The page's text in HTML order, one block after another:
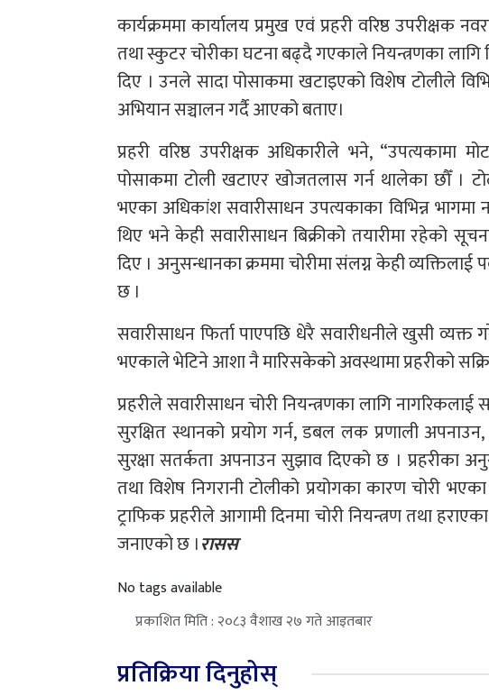
कार्यक्रममा कार्यालय प्रमुख एवं प्रहरी वरिष्ठ
तथा स्कुटर चोरीका घटना बढ्दै गएकाले नियन्त्रणका लागि
दिए । उनले सादा पोसाकमा खटाइएको विशेष टोलीले
अभियान सञ्चालन गर्दै आएको बताए।
प्रहरी वरिष्ठ उपरीक्षक अधिकारीले भने, “उपत्यकामा
पोसाकमा टोली खटाएर खोजतलास गर्न थालेका छौँ ।
भएका अधिकांश सवारीसाधन उपत्यकाका विभिन्न भागमा
थिए भने केही सवारीसाधन बिक्रीको तयारीमा रहेको
दिए । अनुसन्धानका क्रममा चोरीमा संलग्न केही
छ ।
सवारीसाधन फिर्ता पाएपछि धेरै सवारीधनीले खुसी
भएकाले भेटिने आशा नै मारिसकेको अवस्थामा प्रहरीको
प्रहरीले सवारीसाधन चोरी नियन्त्रणका लागि
सुरक्षित स्थानको प्रयोग गर्न, डबल लक प्रणाली
सुरक्षा सतर्कता अपनाउन सुझाव दिएको छ । प्रहरीका
तथा विशेष निगरानी टोलीको प्रयोगका कारण चोरी
ट्राफिक प्रहरीले आगामी दिनमा चोरी नियन्त्रण तथा
जनाएको छ ।रासस
No tags available
प्रकाशित मिति : २०८३ वैशाख २७ गते आइतबार
प्रतिक्रिया दिनुहोस्